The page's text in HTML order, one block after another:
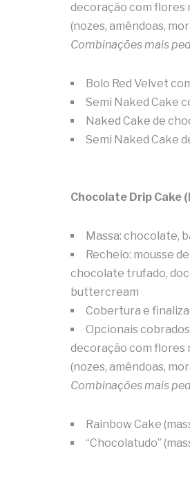
decoração com flores
(nozes, amêndoas,
Combinações mais
Bolo Red Velvet
Semi Naked Cake
Naked Cake de
Semi Naked Cake
Chocolate Drip Cake
Massa: chocolate,
Recheio: mousse
chocolate trufado,
buttercream
Cobertura e
Opcionais
decoração com flores
(nozes, amêndoas,
Combinações mais
Rainbow Cake
“Chocolatudo”